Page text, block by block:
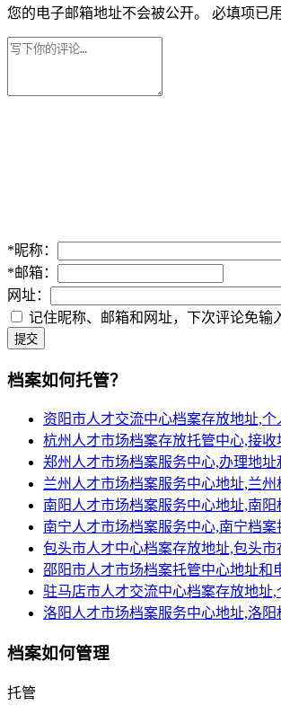
您的电子邮箱地址不会被公开。 必填项已用
*昵称：
*邮箱：
网址：
记住昵称、邮箱和网址，下次评论免输
提交
档案如何托管？
资阳市人才交流中心档案存放地址,个
杭州人才市场档案存放托管中心,接收
郑州人才市场档案服务中心,办理地址
兰州人才市场档案服务中心地址,兰州
南阳人才市场档案服务中心地址,南阳
南宁人才市场档案服务中心,南宁档案
包头市人才中心档案存放地址,包头市
邵阳市人才市场档案托管中心地址和
驻马店市人才交流中心档案存放地址,
洛阳人才市场档案服务中心地址,洛阳
档案如何管理
托管